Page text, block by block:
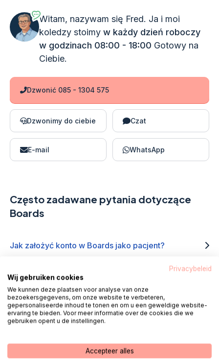
Witam, nazywam się Fred. Ja i moi
koledzy stoimy w każdy dzień roboczy
w godzinach 08:00 - 18:00 Gotowy na
Ciebie.
Dzwonić 085 - 1304 575
Dzwonimy do ciebie Czat
E-mail WhatsApp
Często zadawane pytania dotyczące
Boards
Jak założyć konto w Boards jako pacjent?
Helpdesk Digital Care przybliża
zdalną opiekę
Nasza historia
Privacybeleid
Wij gebruiken cookies
We kunnen deze plaatsen voor analyse van onze
bezoekersgegevens, om onze website te verbeteren,
gepersonaliseerde inhoud te tonen en om u een geweldige website-
ervaring te bieden. Voor meer informatie over de cookies die we
gebruiken opent u de instellingen.
Accepteer alles